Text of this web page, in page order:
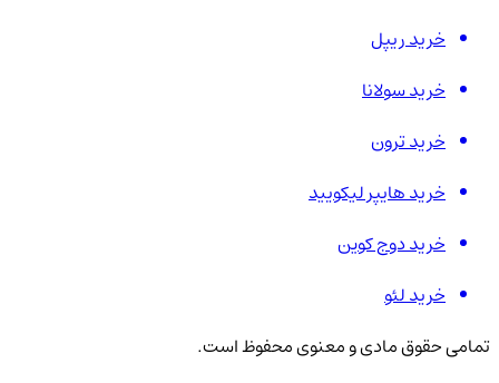
خرید ریپل
خرید سولانا
خرید ترون
خرید هایپر لیکویید
خرید دوج کوین
خرید لئو
تمامی حقوق مادی و معنوی محفوظ است.